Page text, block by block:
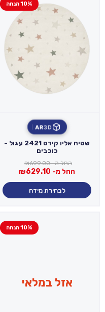
10% הנחה
3D
AR
שטיח אליו קידס 2421 עגול -
כוכבים
החל מ- ₪699.00
החל מ- ₪629.10
לבחירת מידה
אזל במלאי
10% הנחה